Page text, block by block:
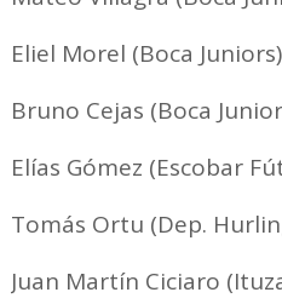
Eliel Morel (Boca Juniors)
Bruno Cejas (Boca
Elías Gómez (Escobar
Tomás Ortu (Dep.
Juan Martín Ciciaro